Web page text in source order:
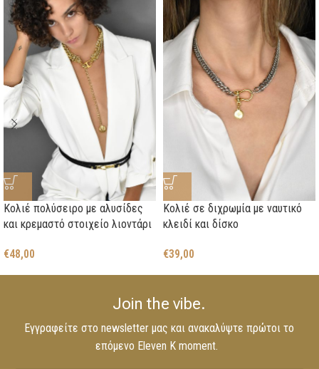
Κολιέ πολύσειρο με αλυσίδες
και κρεμαστό στοιχείο λιοντάρι
€48,00
Κολιέ σε διχρωμία με ναυτικό
κλειδί και δίσκο
€39,00
Join the vibe.
Εγγραφείτε στο newsletter μας και ανακαλύψτε πρώτοι το
επόμενο Eleven K moment.